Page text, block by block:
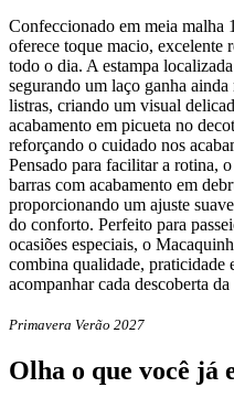
Confeccionado em meia malha
oferece toque macio, excelente
todo o dia. A estampa
segurando um laço ganha
listras, criando um visual
acabamento em picueta no
reforçando o cuidado nos
Pensado para facilitar a rotina,
barras com acabamento em
proporcionando um ajuste
do conforto. Perfeito para
ocasiões especiais, o
combina qualidade, praticidade
acompanhar cada descoberta
Primavera Verão 2027
Olha o que você já